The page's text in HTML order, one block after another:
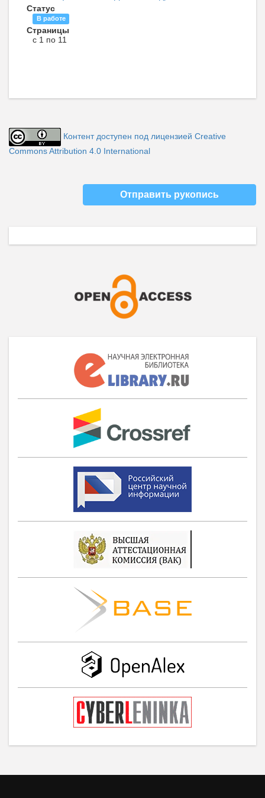
Статус
В работе
Страницы
с 1 по 11
Контент доступен под лицензией Creative
Commons Attribution 4.0 International
Отправить рукопись